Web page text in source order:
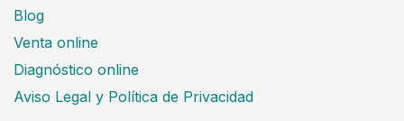
Blog
Venta online
Diagnóstico online
Aviso Legal y Política de Privacidad